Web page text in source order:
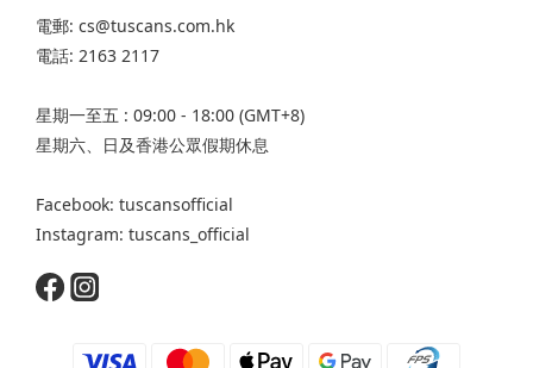
電郵: cs@tuscans.com.hk
電話: 2163 2117
星期一至五 : 09:00 - 18:00 (GMT+8)
星期六、日及香港公眾假期休息
Facebook: tuscansofficial
Instagram: tuscans_official